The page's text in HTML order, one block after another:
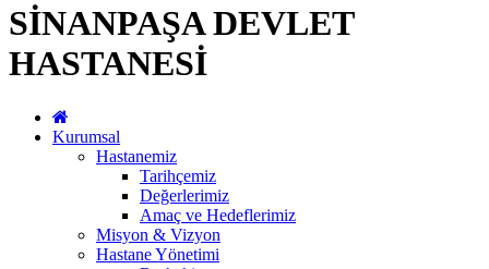
SİNANPAŞA DEVLET
HASTANESİ
Kurumsal
Hastanemiz
Tarihçemiz
Değerlerimiz
Amaç ve Hedeflerimiz
Misyon & Vizyon
Hastane Yönetimi